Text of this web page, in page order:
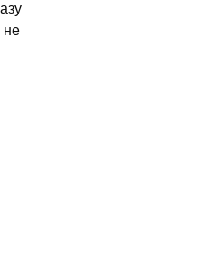
не